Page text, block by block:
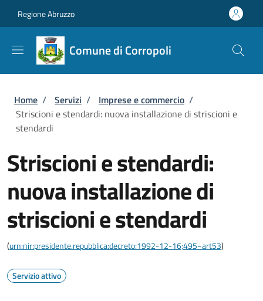
Regione Abruzzo
Comune di Corropoli
Briciole di pane
Home / Servizi / Imprese e commercio /
Striscioni e stendardi: nuova installazione di striscioni e
stendardi
Striscioni e stendardi:
nuova installazione di
striscioni e stendardi
(urn:nir:presidente.repubblica:decreto:1992-12-16;495~art53)
Servizio attivo